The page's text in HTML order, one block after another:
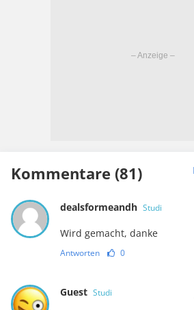
Kommentare (81)
dealsformeandh Studi
Wird gemacht, danke
Antworten 0
Guest Studi